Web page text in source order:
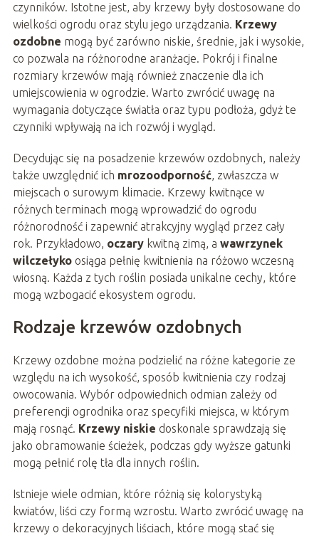
czynników. Istotne jest, aby krzewy były dostosowane do
wielkości ogrodu oraz stylu jego urządzania. Krzewy
ozdobne mogą być zarówno niskie, średnie, jak i wysokie,
co pozwala na różnorodne aranżacje. Pokrój i finalne
rozmiary krzewów mają również znaczenie dla ich
umiejscowienia w ogrodzie. Warto zwrócić uwagę na
wymagania dotyczące światła oraz typu podłoża, gdyż te
czynniki wpływają na ich rozwój i wygląd.
Decydując się na posadzenie krzewów ozdobnych, należy
także uwzględnić ich mrozoodporność, zwłaszcza w
miejscach o surowym klimacie. Krzewy kwitnące w
różnych terminach mogą wprowadzić do ogrodu
różnorodność i zapewnić atrakcyjny wygląd przez cały
rok. Przykładowo, oczarykwitną zimą, a wawrzynek
wilczełykoosiąga pełnię kwitnienia na różowo wczesną
wiosną. Każda z tych roślin posiada unikalne cechy, które
mogą wzbogacić ekosystem ogrodu.
Rodzaje krzewów ozdobnych
Krzewy ozdobne można podzielić na różne kategorie ze
względu na ich wysokość, sposób kwitnienia czy rodzaj
owocowania. Wybór odpowiednich odmian zależy od
preferencji ogrodnika oraz specyfiki miejsca, w którym
mają rosnąć. Krzewy niskie doskonale sprawdzają się
jako obramowanie ścieżek, podczas gdy wyższe gatunki
mogą pełnić rolę tła dla innych roślin.
Istnieje wiele odmian, które różnią się kolorystyką
kwiatów, liści czy formą wzrostu. Warto zwrócić uwagę na
krzewy o dekoracyjnych liściach, które mogą stać się